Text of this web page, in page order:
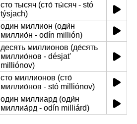
сто тысяч (сто́ ты́сяч - stó
týsjach)
один миллион (оди́н
миллио́н - odín millión)
десять миллионов (де́сять
миллио́нов - désjat'
milliónov)
сто миллионов (сто́
миллио́нов - stó milliónov)
один миллиард (оди́н
миллиа́рд - odín milliárd)